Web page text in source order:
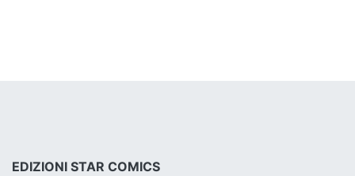
EDIZIONI STAR COMICS